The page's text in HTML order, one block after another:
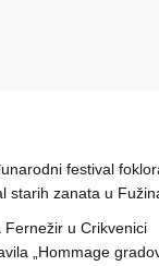
festival
starih zanata u
Fernežir u Crikvenici
„Hommage